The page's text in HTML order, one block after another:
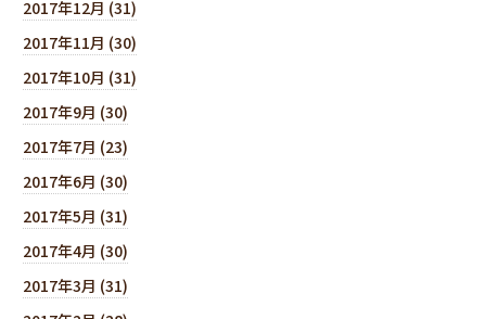
2017年12月 (31)
2017年11月 (30)
2017年10月 (31)
2017年9月 (30)
2017年7月 (23)
2017年6月 (30)
2017年5月 (31)
2017年4月 (30)
2017年3月 (31)